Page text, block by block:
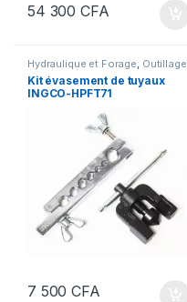
54 300CFA
Hydraulique et Forage, Outillage
Outillage à main Plomberie
Kit évasement de tuyaux
INGCO-HPFT71
7 500CFA